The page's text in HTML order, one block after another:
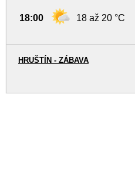
18:00 18 až 20 °C
HRUŠTÍN - ZÁBAVA